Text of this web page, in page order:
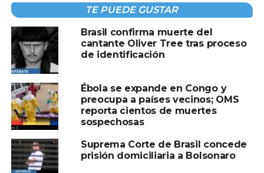
los familiares de las víctimas, además de desear una
pronta recuperación a los heridos. “El Gobierno federal se
pone a disposición del Ayuntamiento de Teófilo Otoni y
del Gobierno de Minas Gerais para todo lo necesario”,
escribió en sus redes sociales.
Romeu Zema, gobernador de Minas Gerais, aseguró que
las fuerzas de seguridad han trabajado sin descanso
desde la madrugada para atender la emergencia, y
destacó la movilización total del gobierno regional ante
esta tragedia.
TE PUEDE GUSTAR
Brasil confirma muerte del
cantante Oliver Tree tras proceso
de identificación
Ébola se expande en Congo y
preocupa a países vecinos; OMS
reporta cientos de muertes
sospechosas
Suprema Corte de Brasil concede
prisión domiciliaria a Bolsonaro